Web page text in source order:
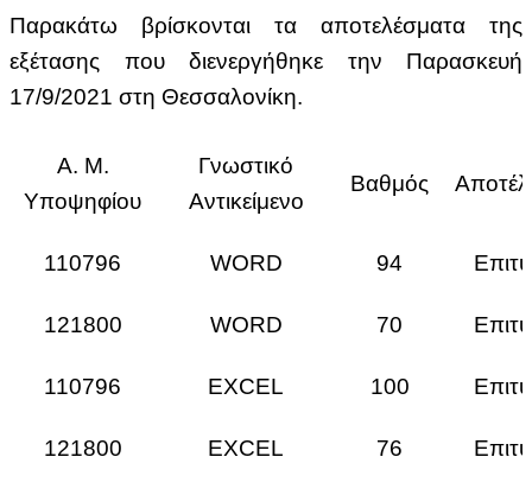
Παρακάτω βρίσκονται τα αποτελέσματα της
εξέτασης που διενεργήθηκε την Παρασκευή
17/9/2021 στη Θεσσαλονίκη.
Α. Μ.
Υποψηφίου
Γνωστικό
Αντικείμενο
Βαθμός
110796 WORD 94
121800 WORD 70
110796 EXCEL 100
121800 EXCEL 76